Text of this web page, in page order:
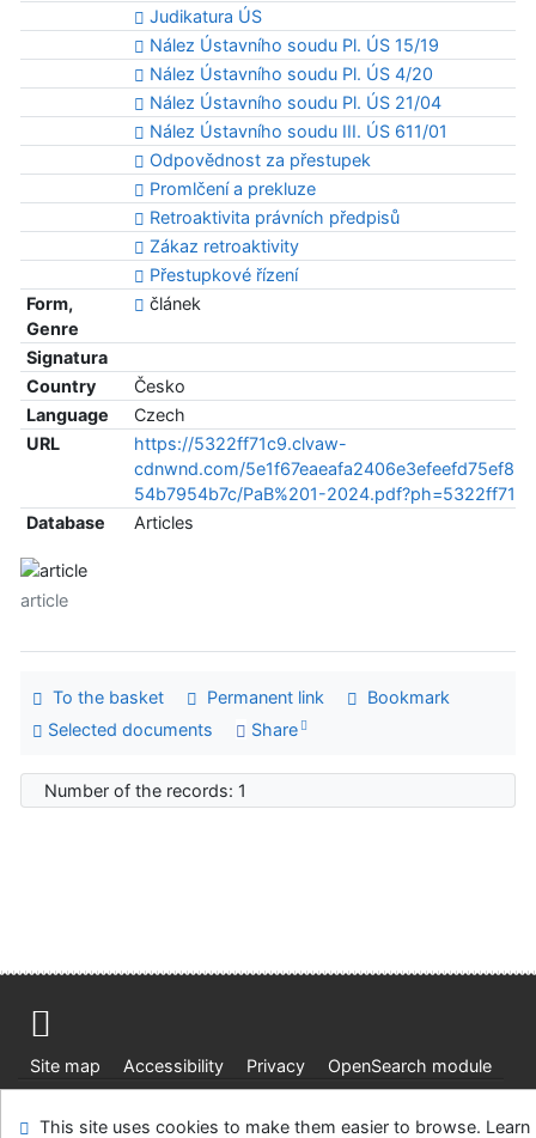
Judikatura ÚS
Nález Ústavního soudu Pl. ÚS 15/19
Nález Ústavního soudu Pl. ÚS 4/20
Nález Ústavního soudu Pl. ÚS 21/04
Nález Ústavního soudu III. ÚS 611/01
Odpovědnost za přestupek
Promlčení a prekluze
Retroaktivita právních předpisů
Zákaz retroaktivity
Přestupkové řízení
Form,
Genre
článek
Signatura
Country
Česko
Language
Czech
URL
https://5322ff71c9.clvaw-
cdnwnd.com/
54b7954b7c/PaB%201-2024.pdf?ph=5322ff71c9
Database
Articles
article
To the basket Permanent link
Bookmark
Selected documents
Share
Number of the records: 1
Site map Accessibility Privacy
OpenSearch module
This site uses cookies to make them easier to browse. Learn